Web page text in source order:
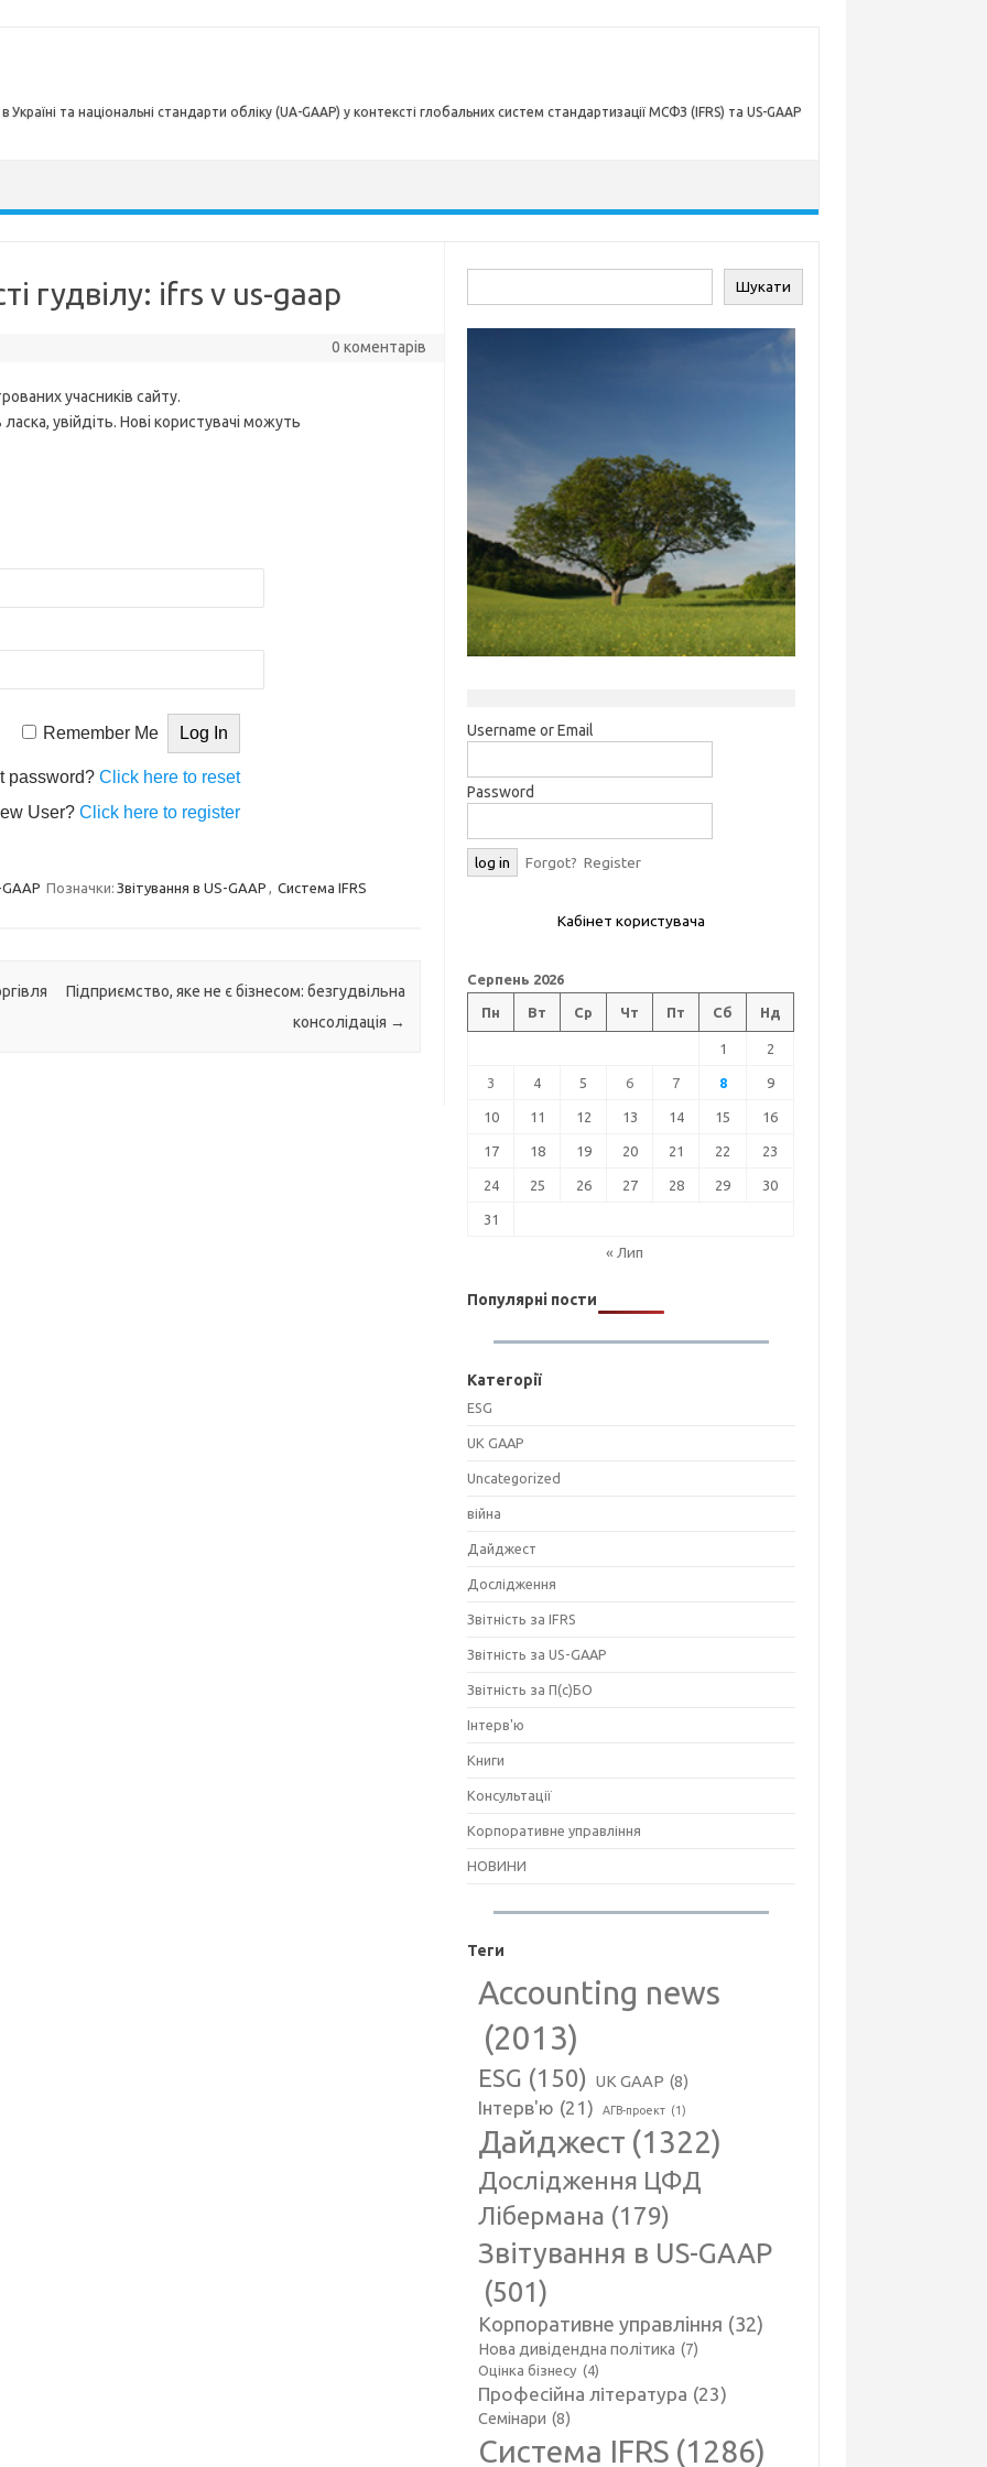
та національні стандарти обліку (UA-GAAP) у контексті глобальних систем стандартизації МСФЗ (IFRS) та US-GAAP
гудвілу: ifrs v us-gaap
0 коментарів
учасників сайту.
увійдіть. Нові користувачі можуть
Remember Me
password? Click here to reset
User? Click here to register
GAAP Позначки: Звітування в US-GAAP , Система IFRS
Підприємство, яке не є бізнесом: безгудвільна
консолідація →
Шукати
Username or Email
Password
Forgot? Register
Кабінет користувача
Серпень 2026
Пн Вт Ср Чт Пт Сб Нд
1 2
3 4 5 6 7 8 9
10 11 12 13 14 15 16
17 18 19 20 21 22 23
24 25 26 27 28 29 30
31
« Лип
Популярні пости
Категорії
ESG
UK GAAP
Uncategorized
війна
Дайджест
Дослідження
Звітність за IFRS
Звітність за US-GAAP
Звітність за П(с)БО
Інтерв'ю
Книги
Консультації
Корпоративне управління
НОВИНИ
Теги
Accounting news
(2013)
ESG (150) UK GAAP (8)
Інтерв'ю (21) АГВ-проект (1)
Дайджест (1322)
Дослідження ЦФД
Лібермана (179)
Звітування в US-GAAP
(501)
Корпоративне управління (32)
Нова дивідендна політика (7)
Оцінка бізнесу (4)
Професійна література (23)
Семінари (8)
Система IFRS (1286)